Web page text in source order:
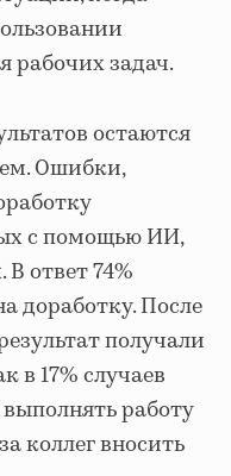
рабочих задач.
остаются
Ошибки,
с помощью ИИ,
ответ 74%
доработку. После
получали
в 17% случаев
работу
коллег вносить